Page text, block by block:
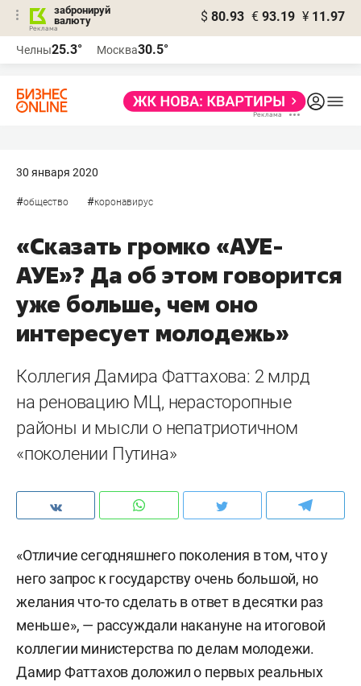
забронируй
валюту
$ 80.93 € 93.19 ¥ 11.97
Челны25.3° Москва30.5°
30 января 2020
#общество #коронавирус
«Сказать громко «АУЕ-
АУЕ»? Да об этом говорится
уже больше, чем оно
интересует молодежь»
Коллегия Дамира Фаттахова: 2 млрд
на реновацию МЦ, нерасторопные
районы и мысли о непатриотичном
«поколении Путина»
«Отличие сегодняшнего поколения в том, что у
него запрос к государству очень большой, но
желания что-то сделать в ответ в десятки раз
меньше», — рассуждали накануне на итоговой
коллегии министерства по делам молодежи.
Дамир Фаттахов доложил о первых реальных